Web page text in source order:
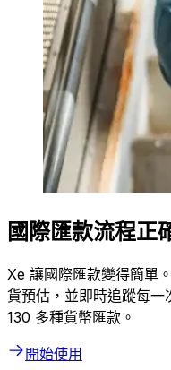
國際匯款流程正
Xe 讓國際匯款變得簡單
貨預估，並即時追蹤每
130 多種貨幣匯款。
開始使用